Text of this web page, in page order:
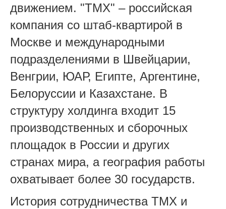
движением. "ТМХ" – российская
компания со штаб-квартирой в
Москве и международными
подразделениями в Швейцарии,
Венгрии, ЮАР, Египте, Аргентине,
Белоруссии и Казахстане. В
структуру холдинга входит 15
производственных и сборочных
площадок в России и других
странах мира, а география работы
охватывает более 30 государств.
История сотрудничества ТМХ и